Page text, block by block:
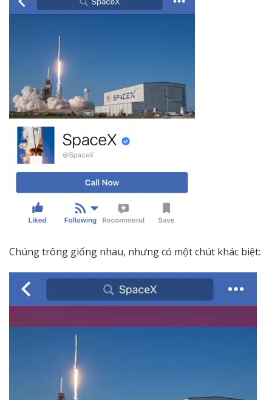
Chúng trông giống nhau, nhưng có một chút khác biệt: